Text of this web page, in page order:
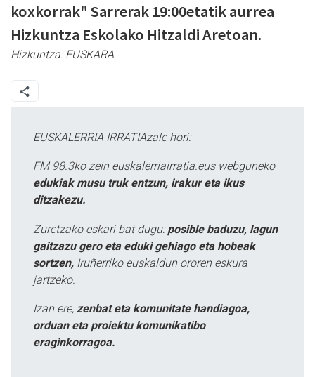
koxkorrak" Sarrerak 19:00etatik aurrea
Hizkuntza Eskolako Hitzaldi Aretoan.
Hizkuntza:EUSKARA
EUSKALERRIA IRRATIAzale hori:
FM 98.3ko zein euskalerriairratia.eus webguneko
edukiak musu truk entzun, irakur eta ikus
ditzakezu.
Zuretzako eskari bat dugu: posible baduzu, lagun
gaitzazu gero eta eduki gehiago eta hobeak
sortzen, Iruñerriko euskaldun ororen eskura
jartzeko.
Izan ere, zenbat eta komunitate handiagoa,
orduan eta proiektu komunikatibo
eraginkorragoa.